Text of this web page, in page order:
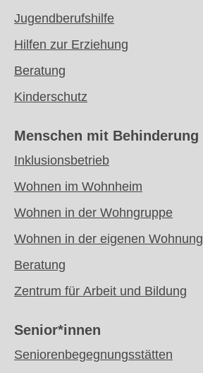
Jugendberufshilfe
Hilfen zur Erziehung
Beratung
Kinderschutz
Menschen mit Behinderung
Inklusionsbetrieb
Wohnen im Wohnheim
Wohnen in der Wohngruppe
Wohnen in der eigenen Wohnung
Beratung
Zentrum für Arbeit und Bildung
Senior*innen
Seniorenbegegnungsstätten